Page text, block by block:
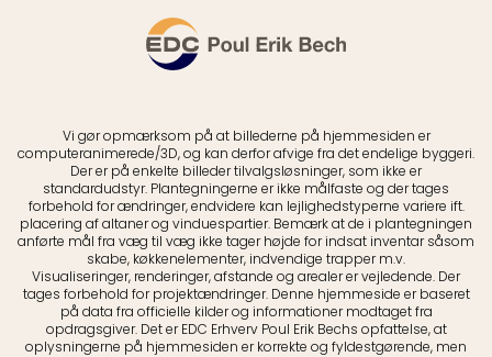
Vi gør opmærksom på at billederne på hjemmesiden er
computeranimerede/3D, og kan derfor afvige fra det endelige byggeri.
Der er på enkelte billeder tilvalgsløsninger, som ikke er
standardudstyr. Plantegningerne er ikke målfaste og der tages
forbehold for ændringer, endvidere kan lejlighedstyperne variere ift.
placering af altaner og vinduespartier. Bemærk at de i plantegningen
anførte mål fra væg til væg ikke tager højde for indsat inventar såsom
skabe, køkkenelementer, indvendige trapper m.v.
Visualiseringer, renderinger, afstande og arealer er vejledende. Der
tages forbehold for projektændringer. Denne hjemmeside er baseret
på data fra officielle kilder og informationer modtaget fra
opdragsgiver. Det er EDC Erhverv Poul Erik Bechs opfattelse, at
oplysningerne på hjemmesiden er korrekte og fyldestgørende, men